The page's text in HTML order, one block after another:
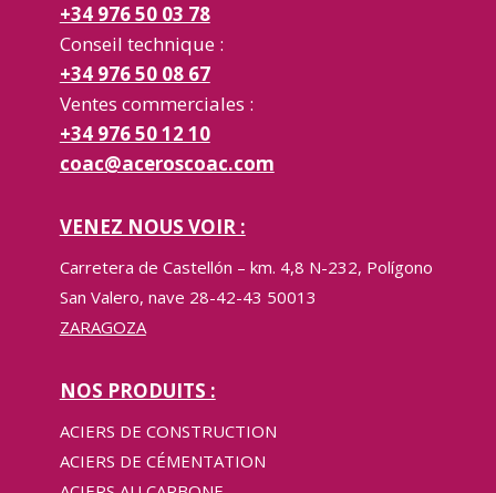
+34 976 50 03 78
Conseil technique :
+34 976 50 08 67
Ventes commerciales :
+34 976 50 12 10
coac@aceroscoac.com
VENEZ NOUS VOIR :
Carretera de Castellón – km. 4,8 N-232, Polígono
San Valero, nave 28-42-43 50013
ZARAGOZA
NOS PRODUITS :
ACIERS DE CONSTRUCTION
ACIERS DE CÉMENTATION